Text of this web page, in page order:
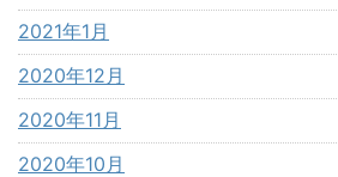
2021年1月
2020年12月
2020年11月
2020年10月